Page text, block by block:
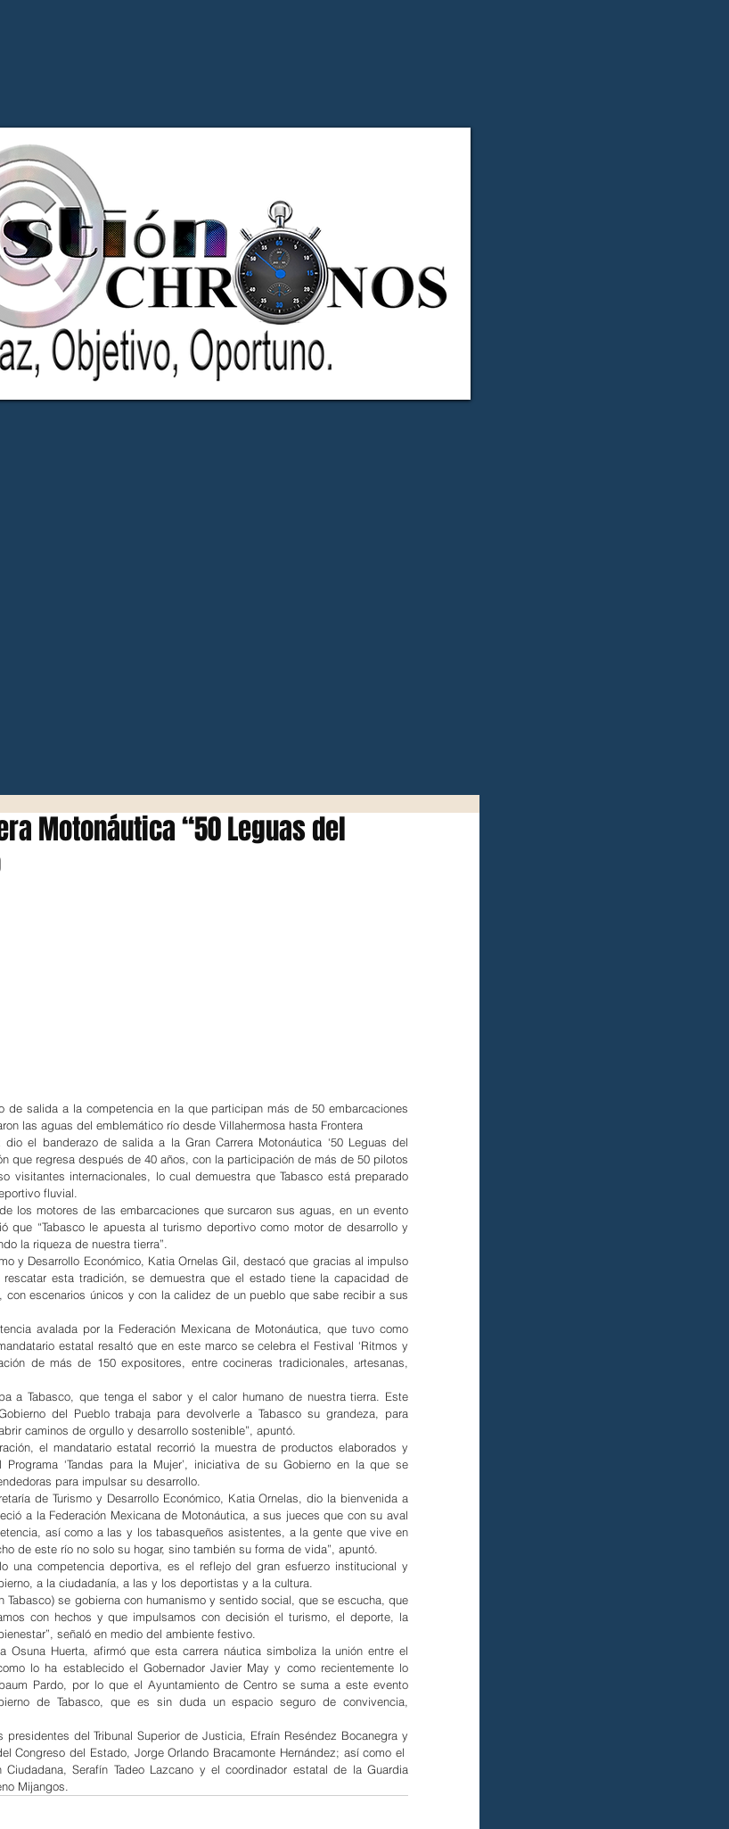
Motonáutica “50 Leguas del
de salida a la competencia en la que participan más de 50 embarcaciones
las aguas del emblemático río desde Villahermosa hasta Frontera
el banderazo de salida a la Gran Carrera Motonáutica ‘50 Leguas del
que regresa después de 40 años, con la participación de más de 50 pilotos
visitantes internacionales, lo cual demuestra que Tabasco está preparado
fluvial.
los motores de las embarcaciones que surcaron sus aguas, en un evento
que “Tabasco le apuesta al turismo deportivo como motor de desarrollo y
la riqueza de nuestra tierra”.
y Desarrollo Económico, Katia Ornelas Gil, destacó que gracias al impulso
esta tradición, se demuestra que el estado tiene la capacidad de
con escenarios únicos y con la calidez de un pueblo que sabe recibir a sus
avalada por la Federación Mexicana de Motonáutica, que tuvo como
estatal resaltó que en este marco se celebra el Festival ‘Ritmos y
de más de 150 expositores, entre cocineras tradicionales, artesanas,
a Tabasco, que tenga el sabor y el calor humano de nuestra tierra. Este
del Pueblo trabaja para devolverle a Tabasco su grandeza, para
caminos de orgullo y desarrollo sostenible”, apuntó.
el mandatario estatal recorrió la muestra de productos elaborados y
‘Tandas para la Mujer’, iniciativa de su Gobierno en la que se
para impulsar su desarrollo.
de Turismo y Desarrollo Económico, Katia Ornelas, dio la bienvenida a
a la Federación Mexicana de Motonáutica, a sus jueces que con su aval
así como a las y los tabasqueños asistentes, a la gente que vive en
de este río no solo su hogar, sino también su forma de vida”, apuntó.
una competencia deportiva, es el reflejo del gran esfuerzo institucional y
a la ciudadanía, a las y los deportistas y a la cultura.
Tabasco) se gobierna con humanismo y sentido social, que se escucha, que
con hechos y que impulsamos con decisión el turismo, el deporte, la
señaló en medio del ambiente festivo.
Osuna Huerta, afirmó que esta carrera náutica simboliza la unión entre el
lo ha establecido el Gobernador Javier May y como recientemente lo
Pardo, por lo que el Ayuntamiento de Centro se suma a este evento
de Tabasco, que es sin duda un espacio seguro de convivencia,
del Tribunal Superior de Justicia, Efraín Reséndez Bocanegra y
Congreso del Estado, Jorge Orlando Bracamonte Hernández; así como el
Serafín Tadeo Lazcano y el coordinador estatal de la Guardia
Mijangos.